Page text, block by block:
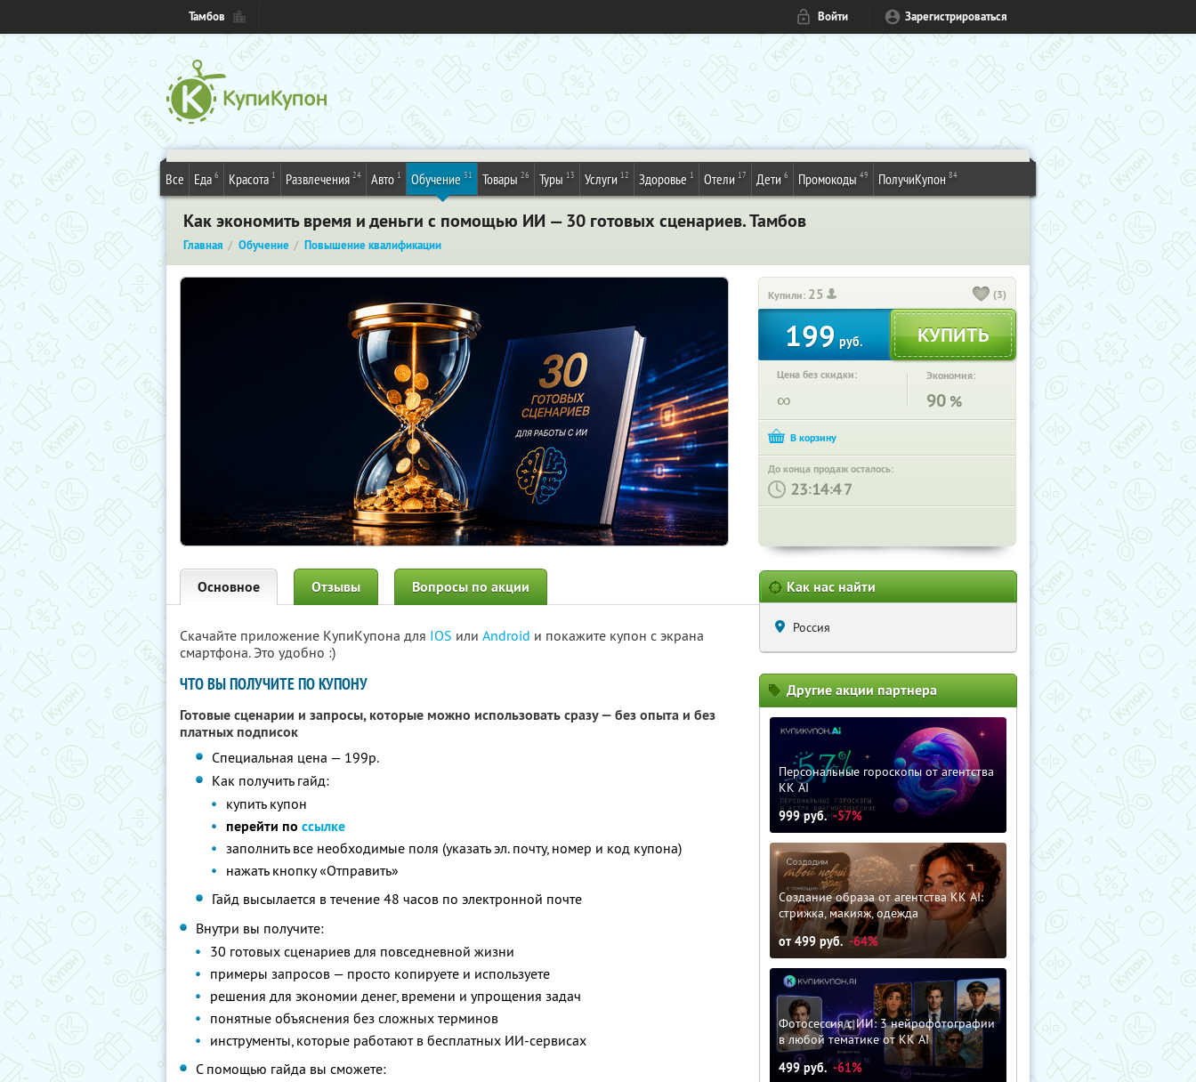
Тамбов Войти Зарегистрироваться
Все Еда 6 Красота 1 Развлечения 24 Авто 1 Обучение 31 Товары 26 Туры 13 Услуги 12 Здоровье 1 Отели 17 Дети 6 Промокоды 49 ПолучиКупон 84
Как экономить время и деньги с помощью ИИ — 30 готовых сценариев. Тамбов
Главная Обучение Повышение квалификации
Купили: 25 (3)
199 руб.
Цена без скидки:
∞
Экономия:
90 %
До конца продаж осталось:
: :
Основное Отзывы Вопросы по акции
Скачайте приложение КупиКупона для IOS или Android и покажите купон с экрана
смартфона. Это удобно :)
ЧТО ВЫ ПОЛУЧИТЕ ПО КУПОНУ
Готовые сценарии и запросы, которые можно использовать сразу — без опыта и без
платных подписок
Специальная цена — 199р.
Как получить гайд:
купить купон
перейти поссылке
заполнить все необходимые поля (указать эл. почту, номер и код купона)
нажать кнопку «Отправить»
Гайд высылается в течение 48 часов по электронной почте
Внутри вы получите:
30 готовых сценариев для повседневной жизни
примеры запросов — просто копируете и используете
решения для экономии денег, времени и упрощения задач
понятные объяснения без сложных терминов
инструменты, которые работают в бесплатных ИИ-сервисах
С помощью гайда вы сможете:
Как нас найти
Россия
Другие акции партнера
Персональные гороскопы от агентства
KK AI
999руб. -57%
Создание образа от агентства KK AI:
стрижка, макияж, одежда
от 499 руб. -64%
Фотосессия с ИИ: 3 нейрофотографии
в любой тематике от KK AI
499руб. -61%